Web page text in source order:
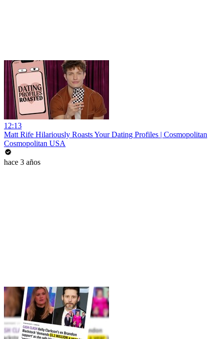
12:13
Matt Rife Hilariously Roasts Your Dating Profiles | Cosmopolitan
Cosmopolitan USA
hace 3 años